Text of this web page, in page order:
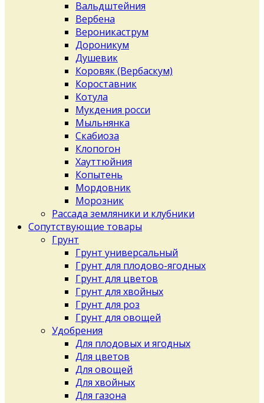
Вальдштейния
Вербена
Вероникаструм
Дороникум
Душевик
Коровяк (Вербаскум)
Короставник
Котула
Мукдения росси
Мыльнянка
Скабиоза
Клопогон
Хауттюйния
Копытень
Мордовник
Морозник
Рассада земляники и клубники
Сопутствующие товары
Грунт
Грунт универсальный
Грунт для плодово-ягодных
Грунт для цветов
Грунт для хвойных
Грунт для роз
Грунт для овощей
Удобрения
Для плодовых и ягодных
Для цветов
Для овощей
Для хвойных
Для газона